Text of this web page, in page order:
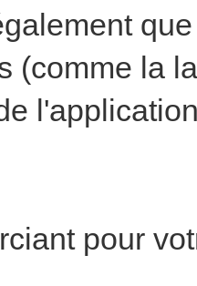
(comme la
pour